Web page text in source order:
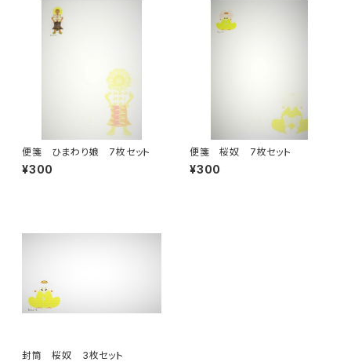
便箋 ひまわり娘 7枚セット
¥300
便箋 桜奴 7枚セット
¥300
封筒 桜奴 3枚セット